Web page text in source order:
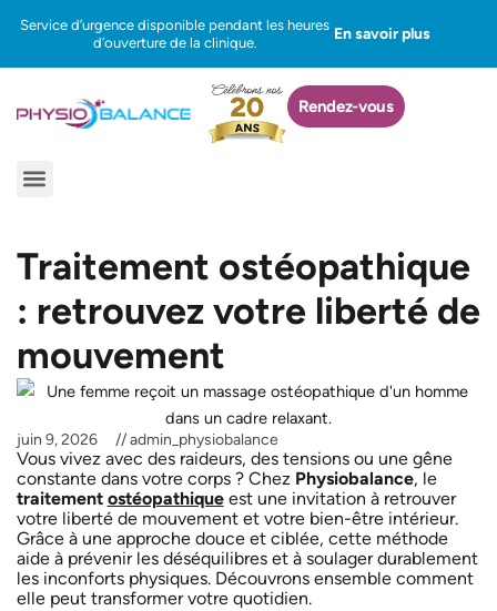
contenu
Service d’urgence disponible pendant les heures
d’ouverture de la clinique.
En savoir plus
Rendez-vous
Menu
Traitement ostéopathique
: retrouvez votre liberté de
mouvement
juin 9, 2026 //admin_physiobalance
Vous vivez avec des raideurs, des tensions ou une gêne
constante dans votre corps ? Chez Physiobalance, le
traitement ostéopathiqueest une invitation à retrouver
votre liberté de mouvement et votre bien-être intérieur.
Grâce à une approche douce et ciblée, cette méthode
aide à prévenir les déséquilibres et à soulager durablement
les inconforts physiques. Découvrons ensemble comment
elle peut transformer votre quotidien.